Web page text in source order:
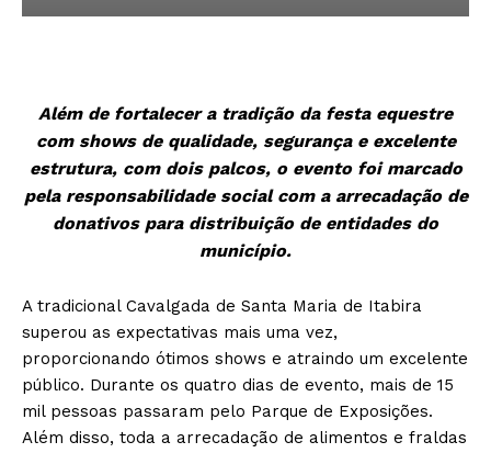
Além de fortalecer a tradição da festa equestre
com shows de qualidade, segurança e excelente
estrutura, com dois palcos, o evento foi marcado
pela responsabilidade social com a arrecadação de
donativos para distribuição de entidades do
município.
A tradicional Cavalgada de Santa Maria de Itabira
superou as expectativas mais uma vez,
proporcionando ótimos shows e atraindo um excelente
público. Durante os quatro dias de evento, mais de 15
mil pessoas passaram pelo Parque de Exposições.
Além disso, toda a arrecadação de alimentos e fraldas